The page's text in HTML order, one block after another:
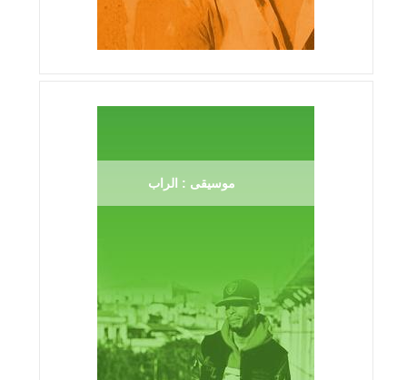
موسيقى : الراب